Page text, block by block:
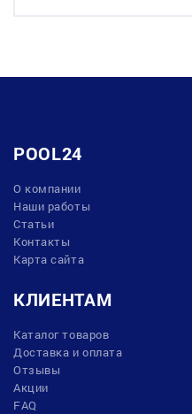
POOL24
О компании
Наши работы
Статьи
Контакты
Карта сайта
КЛИЕНТАМ
Каталог товаров
Доставка и оплата
Отзывы
Акции
FAQ